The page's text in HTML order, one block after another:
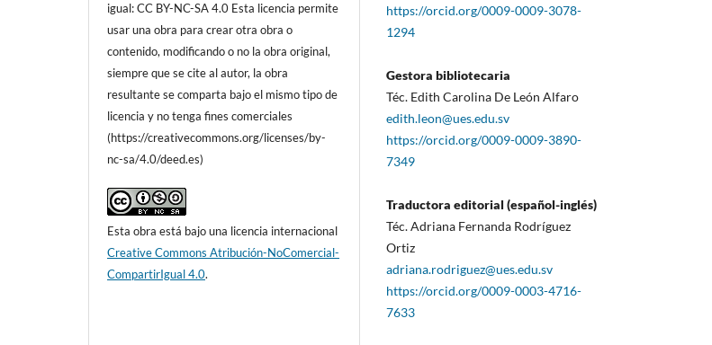
igual: CC BY-NC-SA 4.0 Esta licencia permite
usar una obra para crear otra obra o
contenido, modificando o no la obra original,
siempre que se cite al autor, la obra
resultante se comparta bajo el mismo tipo de
licencia y no tenga fines comerciales
(https://creativecommons.org/licenses/by-
nc-sa/4.0/deed.es)
Esta obra está bajo una licencia internacional
Creative Commons Atribución-NoComercial-
CompartirIgual 4.0.
https://orcid.org/0009-0009-3078-
1294
Gestora bibliotecaria
Téc. Edith Carolina De León Alfaro
edith.leon@ues.edu.sv
https://orcid.org/0009-0009-3890-
7349
Traductora editorial (español-inglés)
Téc. Adriana Fernanda Rodríguez
Ortiz
adriana.rodriguez@ues.edu.sv
https://orcid.org/0009-0003-4716-
7633